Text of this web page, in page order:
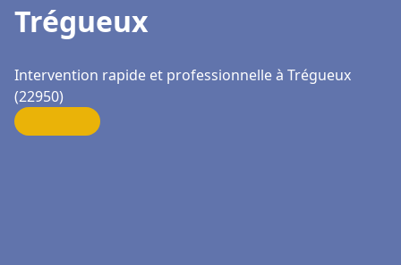
Trégueux
Intervention rapide et professionnelle à Trégueux
(22950)